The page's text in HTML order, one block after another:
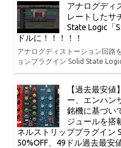
アナログディ
レートしたサ
State Logic「
ドルに！！！！！
アナログディストーション回路
ョンプラグイン Solid State
【過去最安
ー、エンハン
銘機に基づい
ジュールを搭
ネルストリッププラグイン
50%OFF、49ドル過去最安